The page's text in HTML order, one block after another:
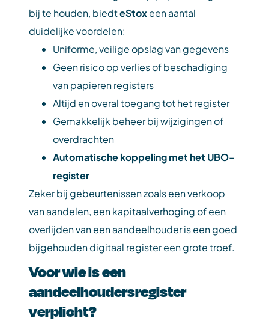
bij te houden, biedteStoxeen aantal
duidelijke voordelen:
Uniforme, veilige opslag van gegevens
Geen risico op verlies of beschadiging
van papieren registers
Altijd en overal toegang tot het register
Gemakkelijk beheer bij wijzigingen of
overdrachten
Automatische koppeling met het UBO-
register
Zeker bij gebeurtenissen zoals een verkoop
van aandelen, een kapitaalverhoging of een
overlijden van een aandeelhouder is een goed
bijgehouden digitaal register een grote troef.
Voor wie is een
aandeelhoudersregister
verplicht?